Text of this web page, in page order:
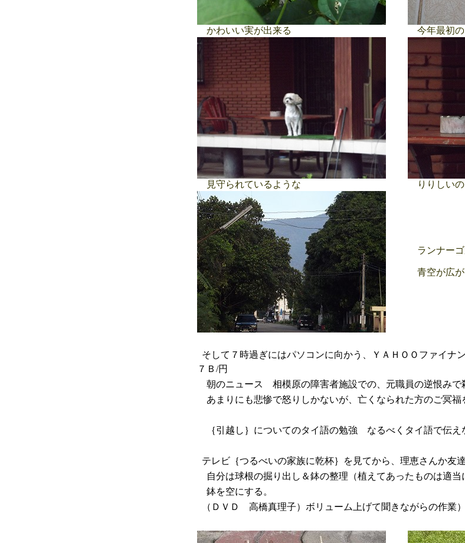
かわいい実が出来る 今年最初の
見守られているような りりしいの
ランナーゴ
青空が広が
そして７時過ぎにはパソコンに向かう、ＹＡＨＯＯファイ
７Ｂ/円
朝のニュース 相模原の障害者施設での、元職員の逆恨み
あまりにも悲惨で怒りしかないが、亡くなられた方のご冥福
｛引越し｝についてのタイ語の勉強 なるべくタイ語で伝え
テレビ｛つるべいの家族に乾杯｝を見てから、理恵さんか友
自分は球根の掘り出し＆鉢の整理（植えてあったものは適当
鉢を空にする。
（ＤＶＤ 高橋真理子）ボリューム上げて聞きながらの作業）